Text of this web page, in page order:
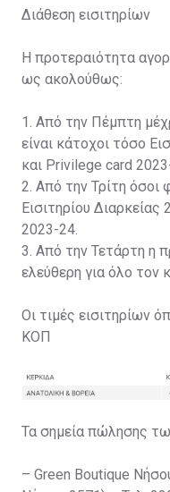
Διάθεση εισιτηρίων
Η προτεραιότητα
ως ακολούθως:
1. Από την Πέμπτη
είναι κάτοχοι τόσο
και Privilege card
2. Από την Τρίτη όσοι
Εισιτηρίου
2023-24.
3. Από την Τετάρτη η
ελεύθερη για όλο τον
Οι τιμές εισιτηρίων
ΚΟΠ
Τα σημεία πώλησης
– Green Boutique